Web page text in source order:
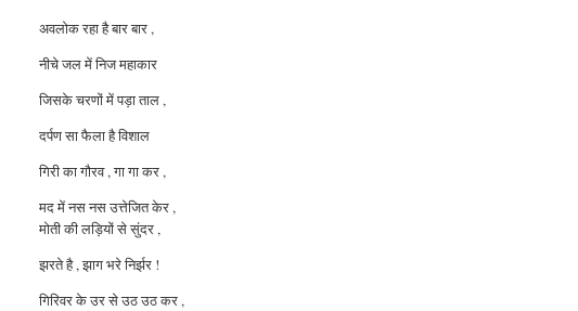
अवलोक रहा है बार बार ,
नीचे जल में निज महाकार
जिसके चरणों में पड़ा ताल ,
दर्पण सा फैला है विशाल
गिरी का गौरव , गा गा कर ,
मद में नस नस उत्तेजित केर ,
मोती की लड़ियों से सुंदर ,
झरते है , झाग भरे निर्झर !
गिरिवर के उर से उठ उठ कर ,